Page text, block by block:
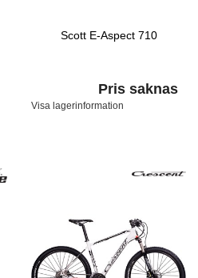
Scott E-Aspect 710
Pris saknas
Visa lagerinformation